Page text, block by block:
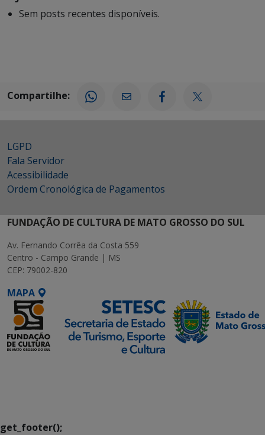
Sem posts recentes disponíveis.
Compartilhe:
LGPD
Fala Servidor
Acessibilidade
Ordem Cronológica de Pagamentos
FUNDAÇÃO DE CULTURA DE MATO GROSSO DO SUL
Av. Fernando Corrêa da Costa 559
Centro - Campo Grande | MS
CEP: 79002-820
MAPA
get_footer();